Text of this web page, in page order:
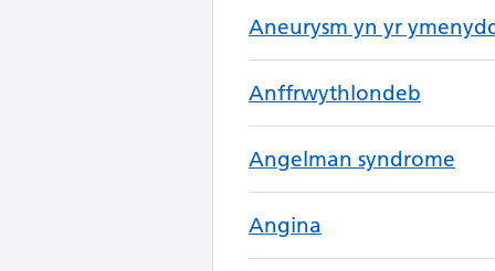
Aneurysm yn yr
Anffrwythlondeb
Angelman syndrome
Angina